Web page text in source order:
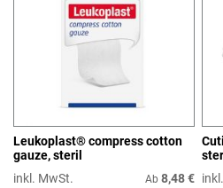
Leukoplast® compress cotton
gauze, steril
inkl. MwSt.
Ab 8,48 €